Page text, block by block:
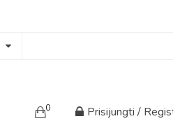
0 Prisijungti /